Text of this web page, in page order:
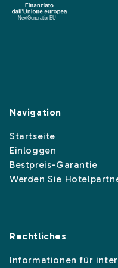
Navigation
Startseite
Einloggen
Bestpreis-Garantie
Werden Sie
Rechtliches
Informationen für